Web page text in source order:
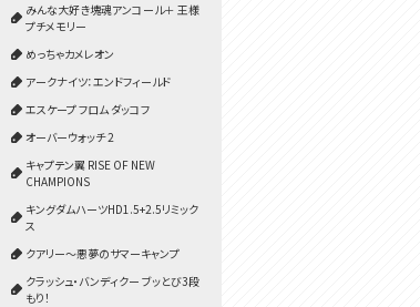
みんな大好き塊魂アンコール＋ 王様
プチメモリー
めっちゃカメレオン
アークナイツ：エンドフィールド
エスケープ フロム ダッコフ
オーバーウォッチ 2
キャプテン翼 RISE OF NEW
CHAMPIONS
キングダムハーツHD1.5+2.5リミック
ス
クアリー～悪夢のサマーキャンプ
クラッシュ・バンディクー ブッとび3段
もり！